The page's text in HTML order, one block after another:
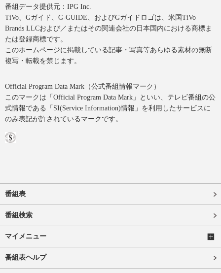
番組データ提供元：IPG Inc.
TiVo、Gガイド、G-GUIDE、およびGガイドロゴは、米国TiVo
Brands LLCおよび／またはその関連会社の日本国内における商標ま
たは登録商標です。
このホームページに掲載している記事・写真等あらゆる素材の無断
複写・転載を禁じます。
Official Program Data Mark（公式番組情報マーク）
このマークは「Official Program Data Mark」といい、テレビ番組の公
式情報である「SI(Service Information)情報」を利用したサービスに
のみ表記が許されているマークです。
番組表
番組検索
マイメニュー
番組表ヘルプ